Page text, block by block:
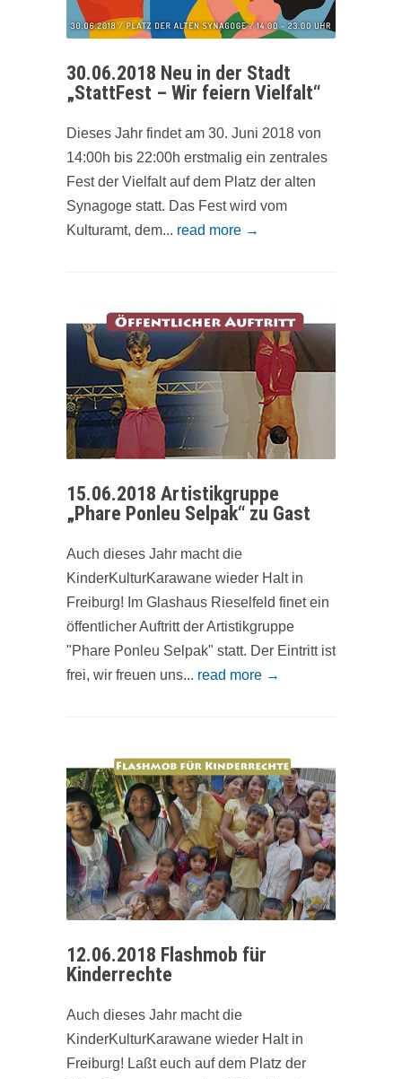
30.06.2018 Neu in der Stadt
„StattFest – Wir feiern Vielfalt“
Dieses Jahr findet am 30. Juni 2018 von
14:00h bis 22:00h erstmalig ein zentrales
Fest der Vielfalt auf dem Platz der alten
Synagoge statt. Das Fest wird vom
Kulturamt, dem... read more →
15.06.2018 Artistikgruppe
„Phare Ponleu Selpak“ zu Gast
Auch dieses Jahr macht die
KinderKulturKarawane wieder Halt in
Freiburg! Im Glashaus Rieselfeld finet ein
öffentlicher Auftritt der Artistikgruppe
"Phare Ponleu Selpak" statt. Der Eintritt ist
frei, wir freuen uns... read more →
12.06.2018 Flashmob für
Kinderrechte
Auch dieses Jahr macht die
KinderKulturKarawane wieder Halt in
Freiburg! Laßt euch auf dem Platz der